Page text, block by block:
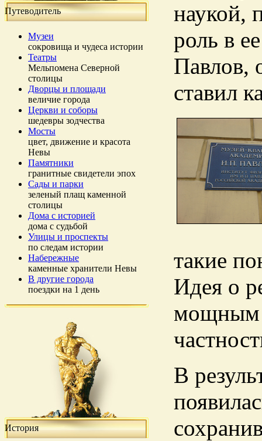
Путеводитель
Музеи
сокровища и чудеса истории
Театры
Мельпомена Северной
столицы
Дворцы и площади
величие города
Церкви и соборы
шедевры зодчества
Мосты
цвет, движение и красота
Невы
Памятники
гранитные свидетели эпох
Сады и парки
зеленый плащ каменной
столицы
Дома с историей
дома с судьбой
Улицы и проспекты
по следам истории
Набережные
каменные хранители Невы
В другие города
поездки на 1 день
История
наукой,
роль в
Павлов,
ставил
такие
Идея о
мощным
В